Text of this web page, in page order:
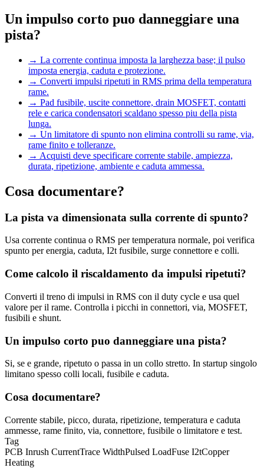
Un impulso corto puo danneggiare una
pista?
→ La corrente continua imposta la larghezza base; il pulso
imposta energia, caduta e protezione.
→ Converti impulsi ripetuti in RMS prima della temperatura
rame.
→ Pad fusibile, uscite connettore, drain MOSFET, contatti
rele e carica condensatori scaldano spesso piu della pista
lunga.
→ Un limitatore di spunto non elimina controlli su rame, via,
rame finito e tolleranze.
→ Acquisti deve specificare corrente stabile, ampiezza,
durata, ripetizione, ambiente e caduta ammessa.
Cosa documentare?
La pista va dimensionata sulla corrente di spunto?
Usa corrente continua o RMS per temperatura normale, poi verifica
spunto per energia, caduta, I2t fusibile, surge connettore e colli.
Come calcolo il riscaldamento da impulsi ripetuti?
Converti il treno di impulsi in RMS con il duty cycle e usa quel
valore per il rame. Controlla i picchi in connettori, via, MOSFET,
fusibili e shunt.
Un impulso corto puo danneggiare una pista?
Si, se e grande, ripetuto o passa in un collo stretto. In startup singolo
limitano spesso colli locali, fusibile e caduta.
Cosa documentare?
Corrente stabile, picco, durata, ripetizione, temperatura e caduta
ammesse, rame finito, via, connettore, fusibile o limitatore e test.
Tag
PCB Inrush CurrentTrace WidthPulsed LoadFuse I2tCopper
Heating